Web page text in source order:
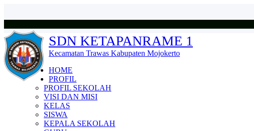
SDN KETAPANRAME 1
Kecamatan Trawas Kabupaten Mojokerto
HOME
PROFIL
PROFIL SEKOLAH
VISI DAN MISI
KELAS
SISWA
KEPALA SEKOLAH